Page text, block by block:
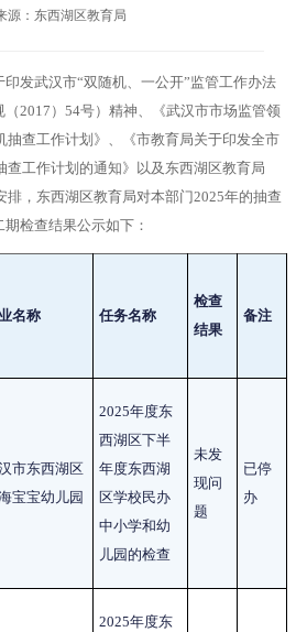
源：东西湖区教育局
发武汉市“双随机、一公开”监管工作办法
（2017）54号）精神、《武汉市市场监管领
抽查工作计划》、《市教育局关于印发全市
查工作计划的通知》以及东西湖区教育局
排，东西湖区教育局对本部门2025年的抽查
检查结果公示如下：
名称 任务名称
检查
结果
备注
市东西湖区
宝宝幼儿园
2025年度东
西湖区下半
年度东西湖
区学校民办
中小学和幼
儿园的检查
未发
现问
题
已停
办
2025年度东